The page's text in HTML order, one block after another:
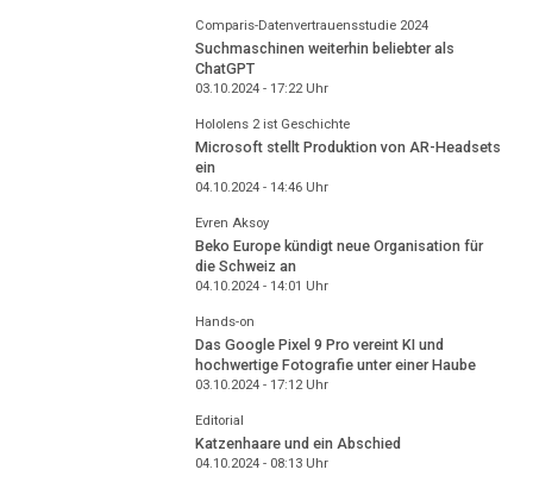
Comparis-Datenvertrauensstudie 2024
Suchmaschinen weiterhin beliebter als
ChatGPT
03.10.2024 - 17:22Uhr
Hololens 2 ist Geschichte
Microsoft stellt Produktion von AR-Headsets
ein
04.10.2024 - 14:46Uhr
Evren Aksoy
Beko Europe kündigt neue Organisation für
die Schweiz an
04.10.2024 - 14:01 Uhr
Hands-on
Das Google Pixel 9 Pro vereint KI und
hochwertige Fotografie unter einer Haube
03.10.2024 - 17:12Uhr
Editorial
Katzenhaare und ein Abschied
04.10.2024 - 08:13Uhr